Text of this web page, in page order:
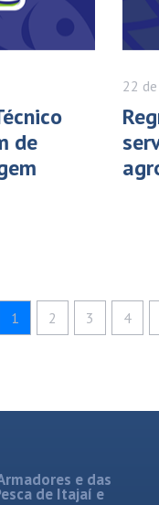
de
22 de
1 2 3 4
e das
de Itajaí e